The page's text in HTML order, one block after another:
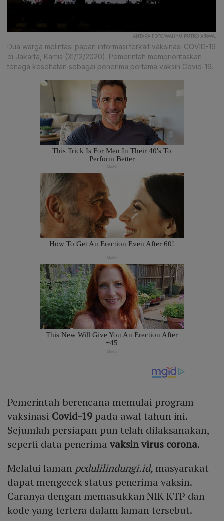
ANTARA FOTO/WAHYU PUTRO A/RWA.
Dua warga melintasi papan informasi terkait vaksinasi COVID-19
di Jakarta, Kamis (31/12/2020). Pemerintah memprioritaskan
tenaga kesehatan sebagai penerima pertama vaksin Covid-19.
Pemerintah berencana memulai program
vaksinasi Covid-19 pada awal tahun ini.
Sejumlah persiapan pun telah dilaksanakan,
seperti data penerima vaksin virus corona.
Melalui laman pedulilindungi.id, masyarakat
dapat mengecek status penerima vaksin.
Caranya dengan memasukkan NIK KTP dan
kode yang tertera dalam laman tersebut.